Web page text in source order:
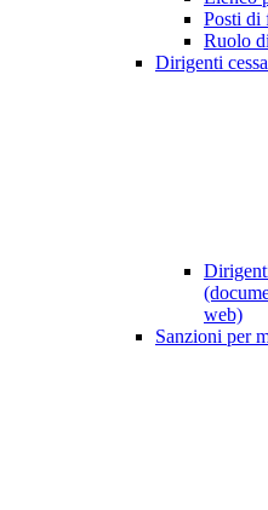
Posti di
Ruolo
Dirigenti
web)
Sanzioni per